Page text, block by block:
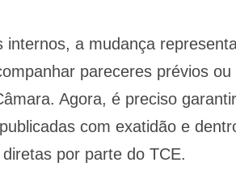
internos, a mudança
pareceres prévios
Agora, é preciso
com exatidão e
por parte do TCE.